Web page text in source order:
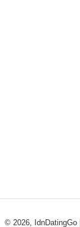
© 2026, IdnDatingGo |